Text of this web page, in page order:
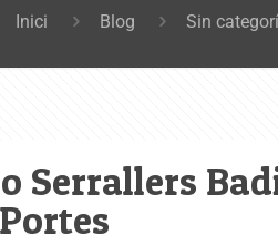
Inici Blog Sin
Serrallers